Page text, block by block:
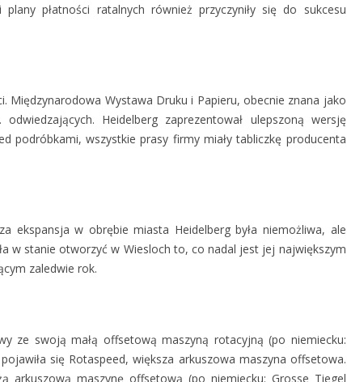
płatności ratalnych również przyczyniły się do sukcesu
Międzynarodowa Wystawa Druku i Papieru, obecnie znana jako
Heidelberg zaprezentował ulepszoną wersję
podróbkami, wszystkie prasy firmy miały tabliczkę producenta
ekspansja w obrębie miasta Heidelberg była niemożliwa, ale
w stanie otworzyć w Wiesloch to, co nadal jest jej największym
zaledwie rok.
ze swoją małą offsetową maszyną rotacyjną (po niemiecku:
się Rotaspeed, większa arkuszowa maszyna offsetowa.
arkuszową maszynę offsetową (po niemiecku: Grosse Tiegel